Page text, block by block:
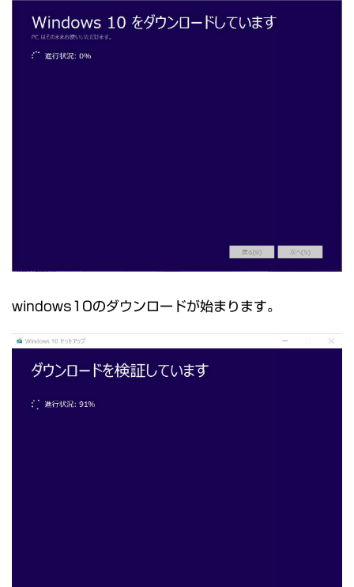
windows10のダウンロードが始まります。